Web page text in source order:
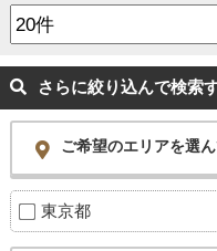
さらに絞り込んで検索
ご希望のエリアを選
東京都